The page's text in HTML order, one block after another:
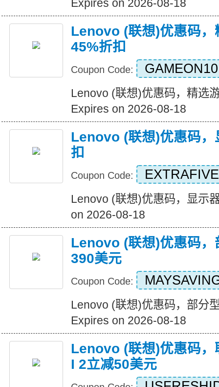
Expires on 2026-08-18
Lenovo (联想)优惠码，
45%折扣
Coupon Code: GAMEON10
Lenovo (联想)优惠码，精选
Expires on 2026-08-18
Lenovo (联想)优惠码，
扣
Coupon Code: EXTRAFIVE
Lenovo (联想)优惠码，显示
on 2026-08-18
Lenovo (联想)优惠码，
390美元
Coupon Code:
Lenovo (联想)优惠码，部分
Expires on 2026-08-18
Lenovo (联想)优惠码
I 2立减50美元